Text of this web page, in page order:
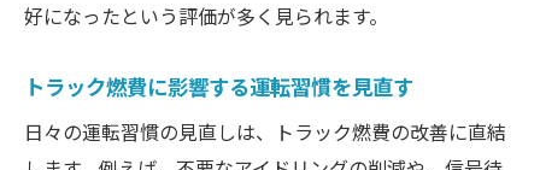
好になったという評価が多く見られます。
トラック燃費に影響する運転習慣を見直す
日々の運転習慣の見直しは、トラック燃費の改善に直結